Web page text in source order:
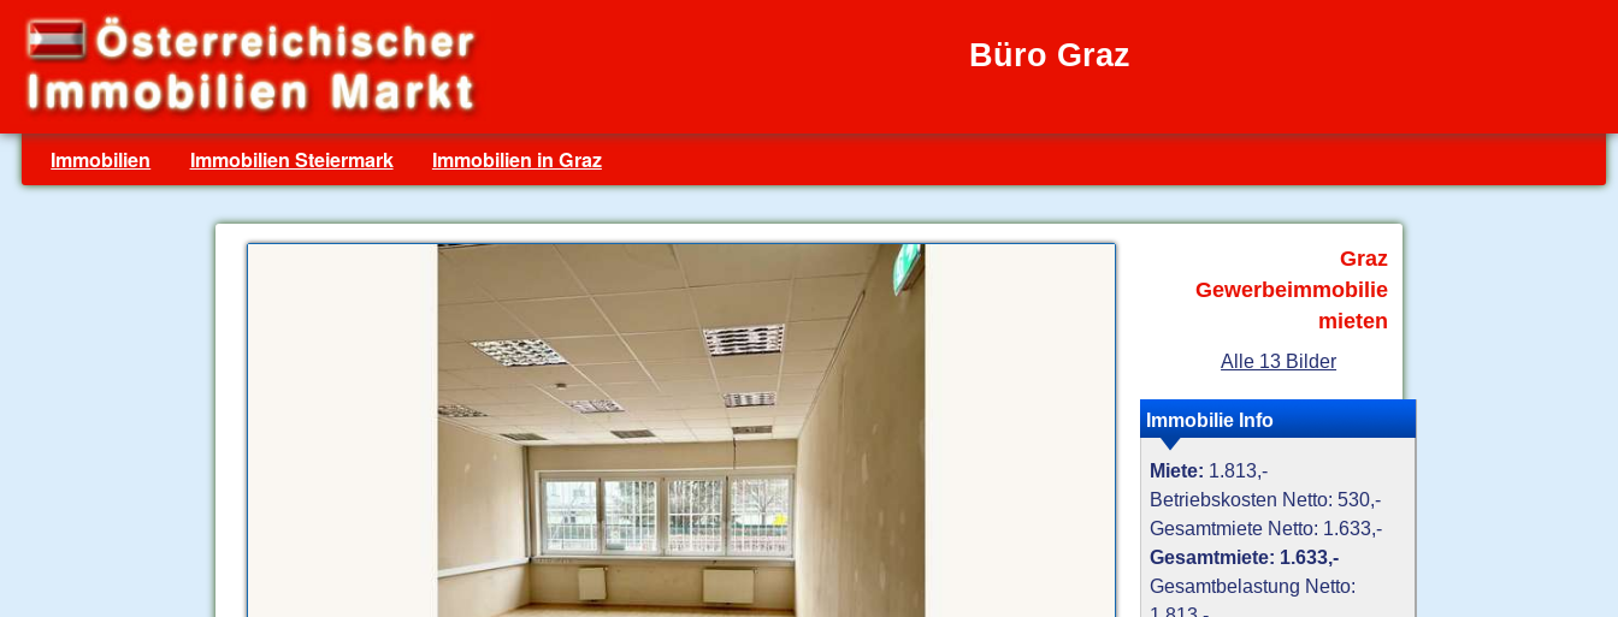
Büro Graz
Immobilien Immobilien Steiermark Immobilien in Graz
Graz
Gewerbeimmobilie
mieten
Alle 13 Bilder
Immobilie Info
Miete: 1.813,-
Betriebskosten Netto: 530,-
Gesamtmiete Netto: 1.633,-
Gesamtmiete: 1.633,-
Gesamtbelastung Netto: